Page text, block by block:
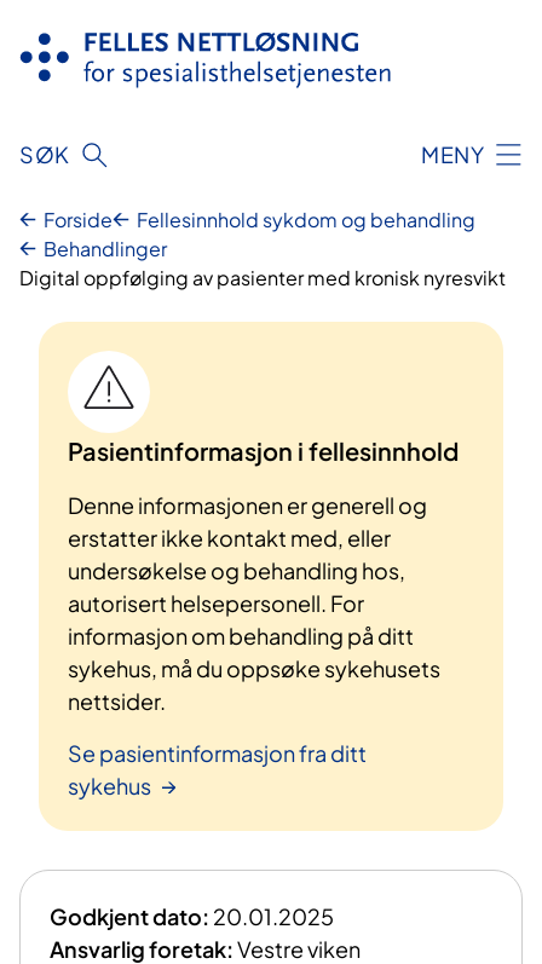
innhold
SØK MENY
Forside
Fellesinnhold sykdom og behandling
Behandlinger
Digital oppfølging av pasienter med kronisk nyresvikt
Pasientinformasjon i fellesinnhold
Denne informasjonen er generell og
erstatter ikke kontakt med, eller
undersøkelse og behandling hos,
autorisert helsepersonell. For
informasjon om behandling på ditt
sykehus, må du oppsøke sykehusets
nettsider.
Se pasientinformasjon fra ditt
sykehus
Godkjent dato: 20.01.2025
Ansvarlig foretak:Vestre viken